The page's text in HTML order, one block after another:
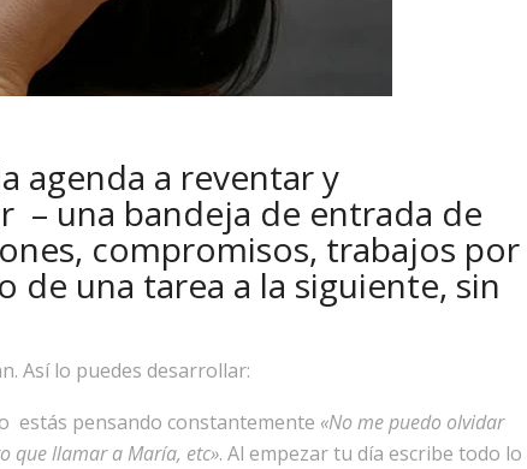
agenda a reventar y
– una bandeja de entrada de
compromisos, trabajos por
de una tarea a la siguiente, sin
Así lo puedes desarrollar:
estás pensando constantemente «No me puedo olvidar
que llamar a María, etc». Al empezar tu día escribe todo lo